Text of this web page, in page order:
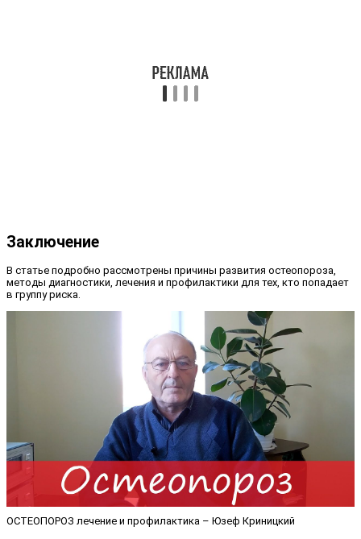
Заключение
В статье подробно рассмотрены причины развития остеопороза,
методы диагностики, лечения и профилактики для тех, кто попадает
в группу риска.
ОСТЕОПОРОЗ лечение и профилактика – Юзеф Криницкий